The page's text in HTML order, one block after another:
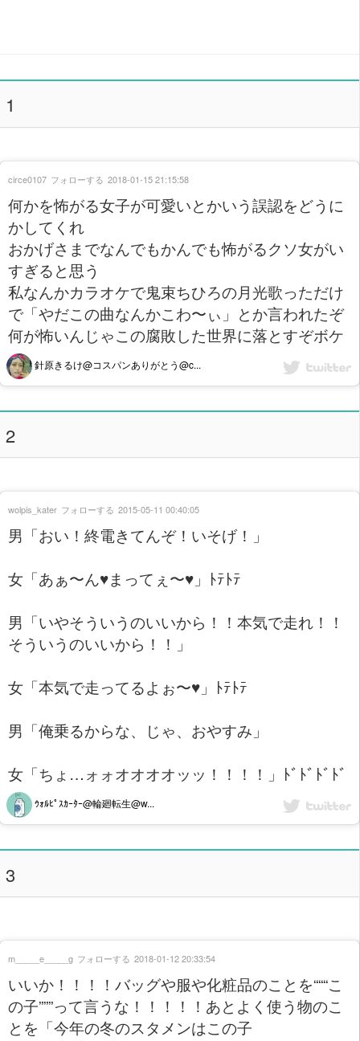
1
何かを怖がる女子が可愛いとかいう誤認をどうに
かしてくれ
おかげさまでなんでもかんでも怖がるクソ女がい
すぎると思う
私なんかカラオケで鬼束ちひろの月光歌っただけ
で「やだこの曲なんかこわ〜ぃ」とか言われたぞ
何が怖いんじゃこの腐敗した世界に落とすぞボケ
針原きるけ@コスパンありがとう@c...
circe0107 フォローする 2018-01-15 21:15:58
2
男「おい！終電きてんぞ！いそげ！」
女「あぁ〜ん♥まってぇ〜♥」ﾄﾃﾄﾃ
男「いやそういうのいいから！！本気で走れ！！
そういうのいいから！！」
女「本気で走ってるよぉ〜♥」ﾄﾃﾄﾃ
男「俺乗るからな、じゃ、おやすみ」
女「ちょ…ォォオオオオッッ！！！！」ﾄﾞﾄﾞﾄﾞﾄﾞ
ｳｫﾙﾋﾟｽｶｰﾀｰ@輪廻転生@w...
wolpis_kater フォローする 2015-05-11 00:40:05
3
いいか！！！！バッグや服や化粧品のことを“““こ
の子”””って言うな！！！！！あとよく使う物のこ
とを「今年の冬のスタメンはこの子
m_____e_____g フォローする 2018-01-12 20:33:54